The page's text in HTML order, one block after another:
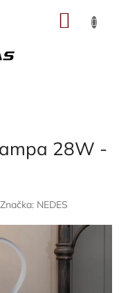
28W -
Značka: NEDES